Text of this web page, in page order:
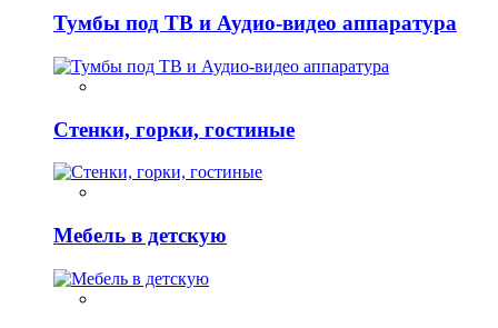
Тумбы под ТВ и Аудио-видео аппаратура
Стенки, горки, гостиные
Мебель в детскую